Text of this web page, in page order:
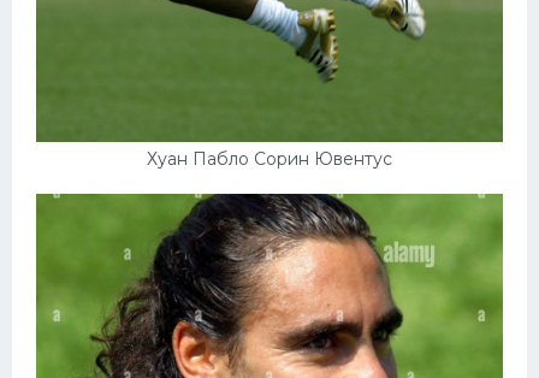
Хуан Пабло Сорин Ювентус